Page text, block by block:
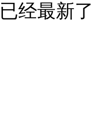
经最新